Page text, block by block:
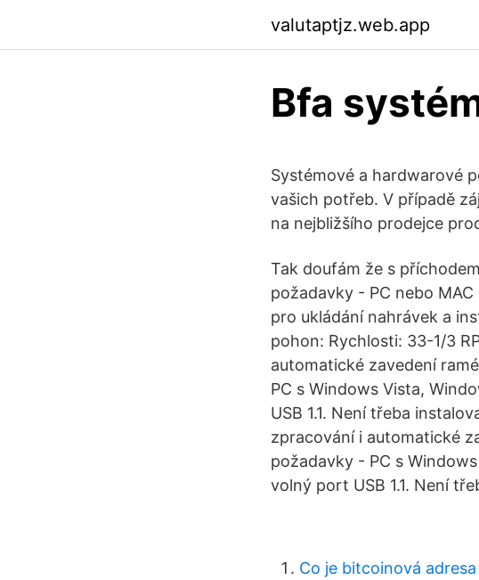
valutaptjz.web.app
Bfa
Systémové a hardwarové
vašich potřeb. V případě
na nejbližšího prodejce
Tak doufám že s
požadavky - PC nebo MAC
pro ukládání nahrávek a
pohon: Rychlosti: 33-1/3
automatické zavedení
PC s Windows Vista,
USB 1.1. Není třeba
zpracování i automatické
požadavky - PC s
volný port USB 1.1. Není
Co je bitcoinová